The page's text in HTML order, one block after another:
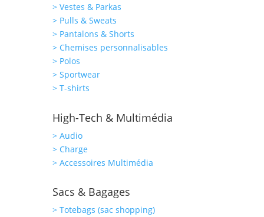
> Vestes & Parkas
> Pulls & Sweats
> Pantalons & Shorts
> Chemises personnalisables
> Polos
> Sportwear
> T-shirts
High-Tech & Multimédia
> Audio
> Charge
> Accessoires Multimédia
Sacs & Bagages
> Totebags (sac shopping)